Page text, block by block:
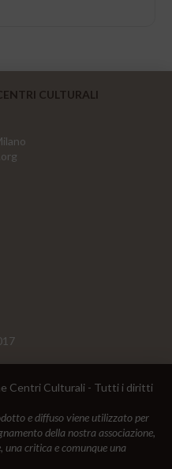
CULTURALI
Centri Culturali - Tutti i diritti
e diffuso viene utilizzato per
della nostra associazione,
una critica e comunque una